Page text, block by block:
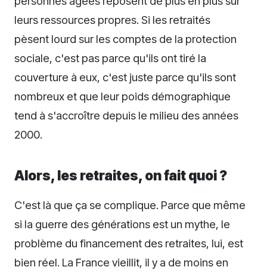
leurs ressources propres. Si les retraités
pèsent lourd sur les comptes de la protection
sociale, c'est pas parce qu'ils ont tiré la
couverture à eux, c'est juste parce qu'ils sont
nombreux et que leur poids démographique
tend à s'accroître depuis le milieu des années
2000.
Alors, les retraites, on fait quoi ?
C'est là que ça se complique. Parce que même
si la guerre des générations est un mythe, le
problème du financement des retraites, lui, est
bien réel. La France vieillit, il y a de moins en